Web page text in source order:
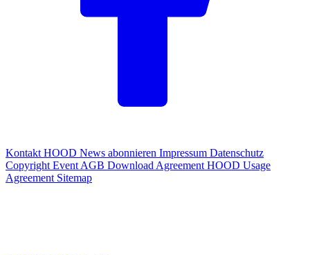
Kontakt HOOD News abonnieren Impressum Datenschutz
Copyright Event AGB Download Agreement HOOD Usage
Agreement Sitemap